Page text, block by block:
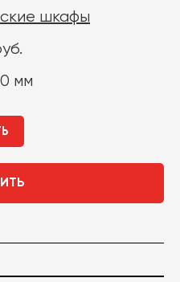
шкафы
мм